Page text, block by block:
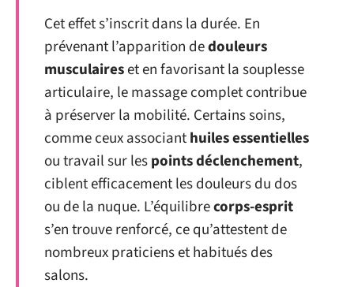
Cet effet s’inscrit dans la durée. En
prévenant l’apparition dedouleurs
musculaireset en favorisant la souplesse
articulaire, le massage complet contribue
à préserver la mobilité. Certains soins,
comme ceux associanthuiles essentielles
ou travail sur lespoints déclenchement,
ciblent efficacement les douleurs du dos
ou de la nuque. L’équilibrecorps-esprit
s’en trouve renforcé, ce qu’attestent de
nombreux praticiens et habitués des
salons.